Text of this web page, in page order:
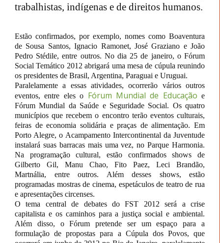
trabalhistas, indígenas e de direitos humanos.
Estão confirmados, por exemplo, nomes como Boaventura
de Sousa Santos, Ignacio Ramonet, José Graziano e João
Pedro Stédile, entre outros. No dia 25 de janeiro, o Fórum
Social Temático 2012 abrigará uma mesa de cúpula reunindo
os presidentes de Brasil, Argentina, Paraguai e Uruguai.
Paralelamente a essas atividades, ocorrerão vários outros
eventos, entre eles o Fórum Mundial de Educação e
Fórum Mundial da Saúde e Seguridade Social. Os quatro
municípios que recebem o encontro terão eventos culturais,
feiras de economia solidária e praças de alimentação. Em
Porto Alegre, o Acampamento Intercontinental da Juventude
instalará suas barracas mais uma vez, no Parque Harmonia.
Na programação cultural, estão confirmados shows de
Gilberto Gil, Manu Chao, Fito Paez, Leci Brandão,
Martnália, entre outros. Além desses shows, estão
programadas mostras de cinema, espetáculos de teatro de rua
e apresentações circenses.
O tema central de debates do FST 2012 será a crise
capitalista e os caminhos para a justiça social e ambiental.
Além disso, o Fórum pretende ser um espaço para a
formulação de propostas para a Cúpula dos Povos, que